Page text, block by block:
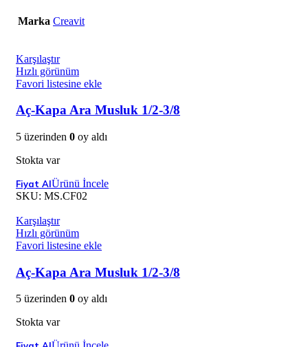
Marka Creavit
Karşılaştır
Hızlı görünüm
Favori listesine ekle
Aç-Kapa Ara Musluk 1/2-3/8
5 üzerinden 0 oy aldı
Stokta var
Ürünü İncele
SKU: MS.CF02
Karşılaştır
Hızlı görünüm
Favori listesine ekle
Aç-Kapa Ara Musluk 1/2-3/8
5 üzerinden 0 oy aldı
Stokta var